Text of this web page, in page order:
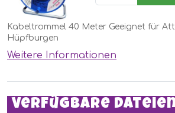
Kabeltrommel 40 Meter Geeignet für
Hüpfburgen
Weitere Informationen
Verfügbare